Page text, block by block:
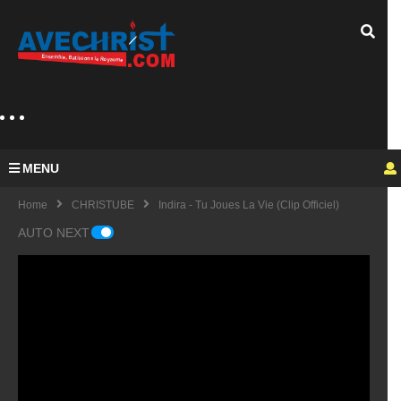
MENU
Home CHRISTUBE Indira - Tu Joues La Vie (Clip Officiel)
AUTO NEXT